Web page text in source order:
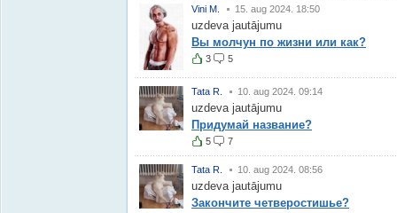
Vini M. 15. aug 2024. 18:50
uzdeva jautājumu
Вы молчун по жизни или как?
3 5
Tata R. 10. aug 2024. 09:14
uzdeva jautājumu
Придумай название?
5 7
Tata R. 10. aug 2024. 08:56
uzdeva jautājumu
Закончите четверостишье?